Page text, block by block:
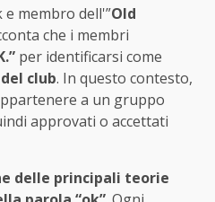
membro dell'”Old
che i membri
per identificarsi come
club. In questo contesto,
a un gruppo
approvati o accettati
delle principali teorie